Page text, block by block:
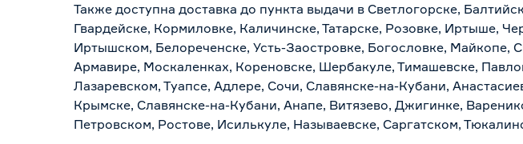
Также доступна доставка до пункта выдачи в Светлогорске,
Гвардейске, Кормиловке, Каличинске, Татарске, Розовке, Иртыше,
Иртышском, Белореченске, Усть-Заостровке, Богословке,
Армавире, Москаленках, Кореновске, Шербакуле, Тимашевске,
Лазаревском, Туапсе, Адлере, Сочи, Славянске-на-Кубани,
Крымске, Славянске-на-Кубани, Анапе, Витязево, Джигинке,
Петровском, Ростове, Исилькуле, Называевске, Саргатском,